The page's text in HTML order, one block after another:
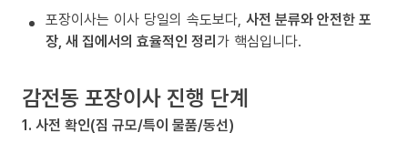
포장이사는 이사 당일의 속도보다, 사전 분류와 안전한 포
장, 새 집에서의 효율적인 정리가 핵심입니다.
감전동 포장이사 진행 단계
1. 사전 확인(짐 규모/특이 물품/동선)